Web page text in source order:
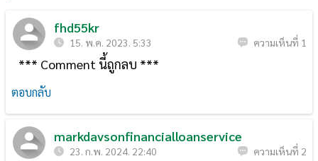
fhd55kr
15. พ.ค. 2023. 5:33 ความเห็นที่ 1
*** Comment นี้ถูกลบ ***
ตอบกลับ
markdavsonfinancialloanservice
23. ก.พ. 2024. 22:40 ความเห็นที่ 2